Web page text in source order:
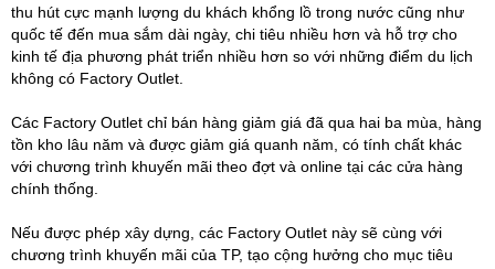
thu hút cực mạnh lượng du khách khổng lồ trong nước cũng như
quốc tế đến mua sắm dài ngày, chi tiêu nhiều hơn và hỗ trợ cho
kinh tế địa phương phát triển nhiều hơn so với những điểm du lịch
không có Factory Outlet.
Các Factory Outlet chỉ bán hàng giảm giá đã qua hai ba mùa, hàng
tồn kho lâu năm và được giảm giá quanh năm, có tính chất khác
với chương trình khuyến mãi theo đợt và online tại các cửa hàng
chính thống.
Nếu được phép xây dựng, các Factory Outlet này sẽ cùng với
chương trình khuyến mãi của TP, tạo cộng hưởng cho mục tiêu